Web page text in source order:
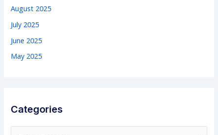
August 2025
July 2025
June 2025
May 2025
Categories